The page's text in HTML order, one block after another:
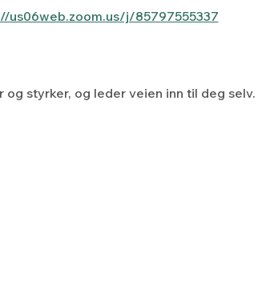
us06web.zoom.us/j/85797555337
styrker, og leder veien inn til deg selv.